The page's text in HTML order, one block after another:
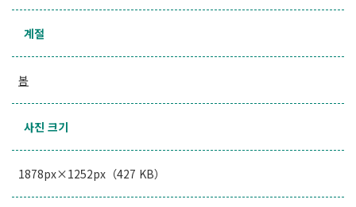
계절
봄
사진 크기
1878px×1252px（427 KB）